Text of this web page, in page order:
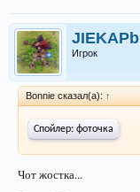
JIEKAPb
Игрок
Bonnie сказал(а): ↑
Спойлер: фоточка
Чот жостка...